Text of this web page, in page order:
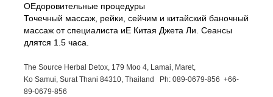
ОЕдоровительные процедуры
Точечный массаж, рейки, сейчим и китайский баночный
массаж от специалиста иЕ Китая Джета Ли. Сеансы
длятся 1.5 часа.
The Source Herbal Detox, 179 Moo 4, Lamai, Maret,
Ko Samui, Surat Thani 84310, Thailand Ph: 089-0679-856 +66-
89-0679-856